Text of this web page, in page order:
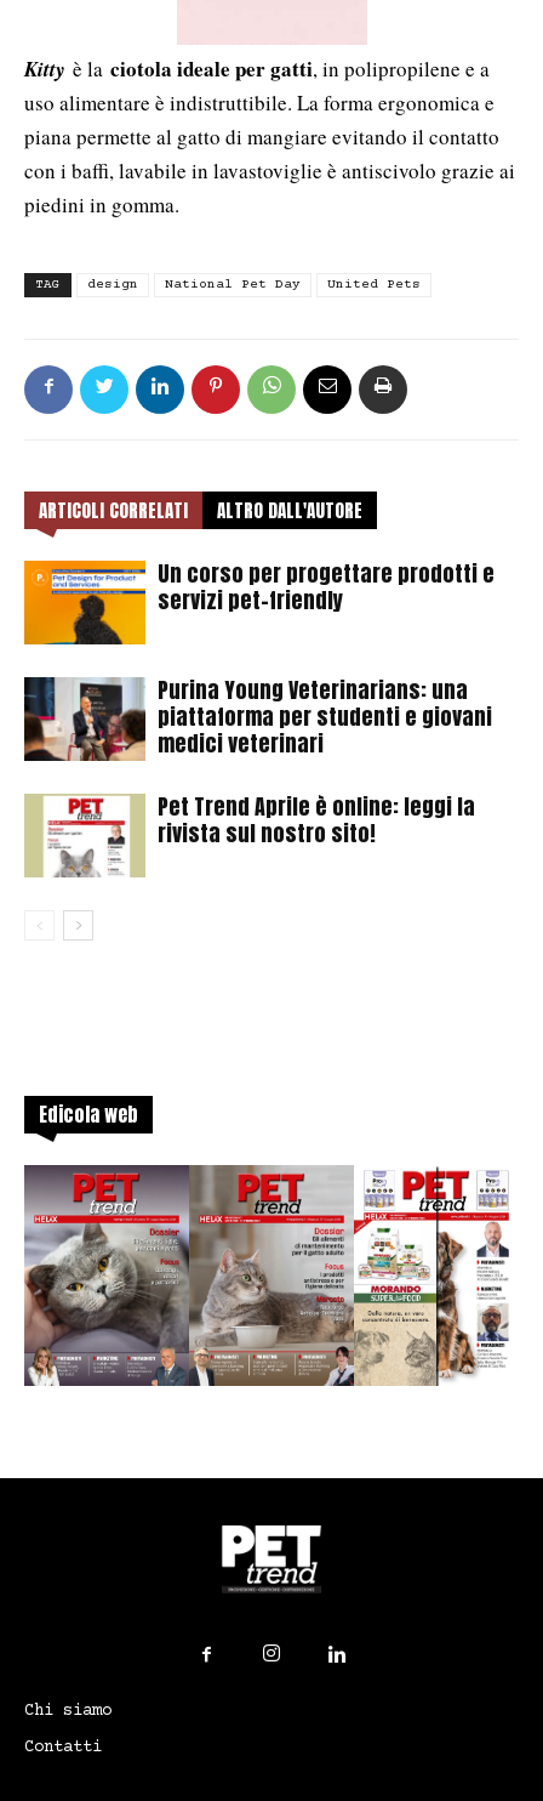
Kitty è la ciotola ideale per gatti, in polipropilene e a
uso alimentare è indistruttibile. La forma ergonomica e
piana permette al gatto di mangiare evitando il contatto
con i baffi, lavabile in lavastoviglie è antiscivolo grazie ai
piedini in gomma.
TAG design National Pet Day United Pets
ARTICOLI CORRELATI ALTRO DALL'AUTORE
Un corso per progettare prodotti e
servizi pet-friendly
Purina Young Veterinarians: una
piattaforma per studenti e giovani
medici veterinari
Pet Trend Aprile è online: leggi la
rivista sul nostro sito!
Edicola web
Chi siamo
Contatti